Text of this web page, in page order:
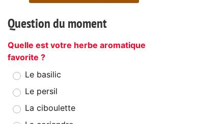
Question du moment
Quelle est votre herbe aromatique
favorite ?
Le basilic
Le persil
La ciboulette